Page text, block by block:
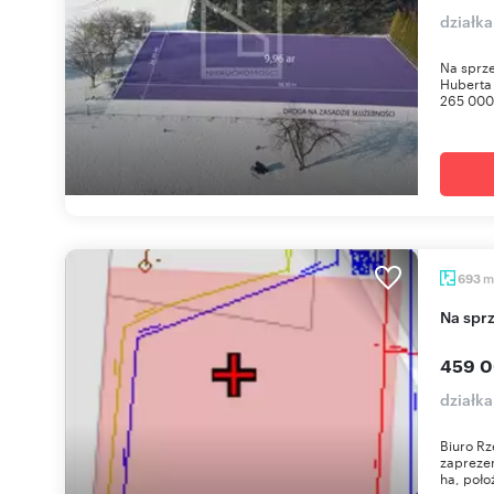
Na
265
693 m
Na
459
Biuro
ha,